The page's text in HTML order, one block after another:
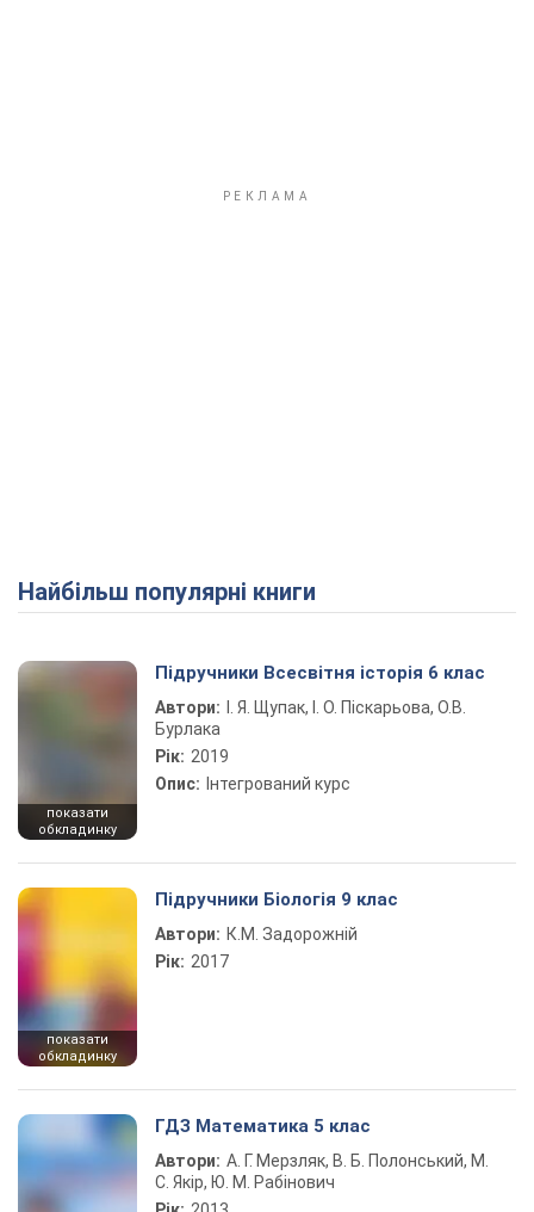
Найбільш популярні книги
показати
обкладинку
Підручники Всесвітня історія 6 клас
Автори:
І. Я. Щупак, І. О. Піскарьова, О.В.
Бурлака
Рік: 2019
Опис: Інтегрований курс
показати
обкладинку
Підручники Біологія 9 клас
Автори: К.М. Задорожній
Рік: 2017
ГДЗ Математика 5 клас
Автори: А. Г. Мерзляк, В. Б. Полонський, М.
С. Якір, Ю. М. Рабінович